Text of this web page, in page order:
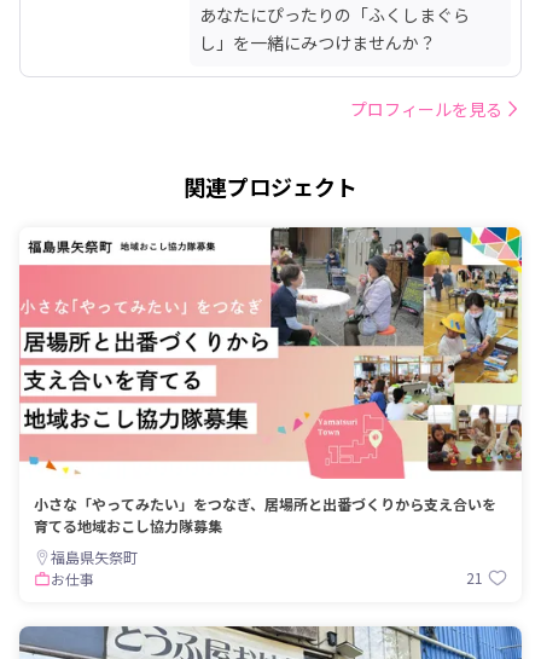
あなたにぴったりの「ふくしまぐら
し」を一緒にみつけませんか？
プロフィールを見る
関連プロジェクト
小さな「やってみたい」をつなぎ、居場所と出番づくりから支え合いを
育てる地域おこし協力隊募集
福島県矢祭町
お仕事
21